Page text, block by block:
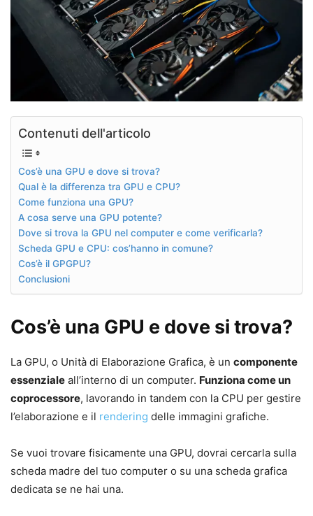
Contenuti dell'articolo
Cos’è una GPU e dove si trova?
Qual è la differenza tra GPU e CPU?
Come funziona una GPU?
A cosa serve una GPU potente?
Dove si trova la GPU nel computer e come verificarla?
Scheda GPU e CPU: cos’hanno in comune?
Cos’è il GPGPU?
Conclusioni
Cos’è una GPU e dove si trova?
La GPU, o Unità di Elaborazione Grafica, è un componente
essenziale all’interno di un computer. Funziona come un
coprocessore, lavorando in tandem con la CPU per gestire
l’elaborazione e il rendering delle immagini grafiche.
Se vuoi trovare fisicamente una GPU, dovrai cercarla sulla
scheda madre del tuo computer o su una scheda grafica
dedicata se ne hai una.